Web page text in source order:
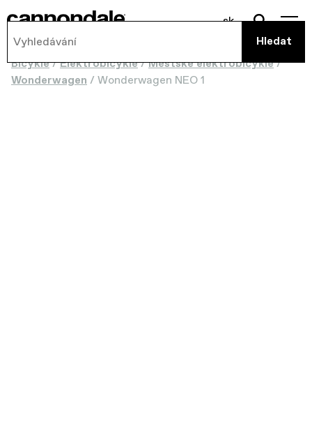
sk
Bicykle/Elektrobicykle/Městské elektrobicykle/
Wonderwagen / Wonderwagen NEO 1